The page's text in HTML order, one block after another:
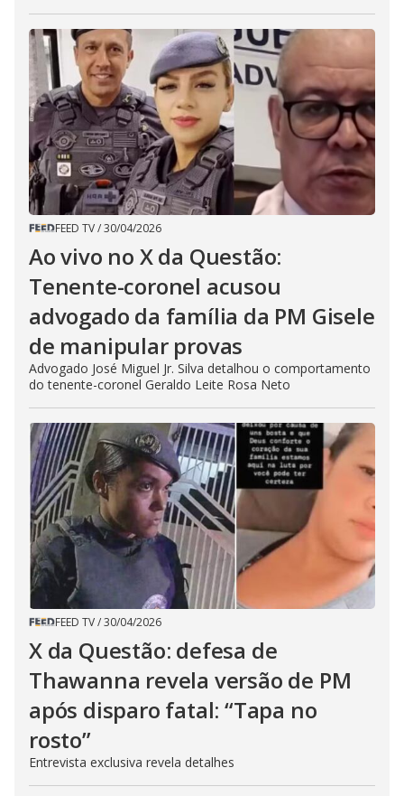
FEED TV/30/04/2026
Ao vivo no X da Questão:
Tenente-coronel acusou
advogado da família da PM Gisele
de manipular provas
Advogado José Miguel Jr. Silva detalhou o comportamento
do tenente-coronel Geraldo Leite Rosa Neto
FEED TV/30/04/2026
X da Questão: defesa de
Thawanna revela versão de PM
após disparo fatal: “Tapa no
rosto”
Entrevista exclusiva revela detalhes